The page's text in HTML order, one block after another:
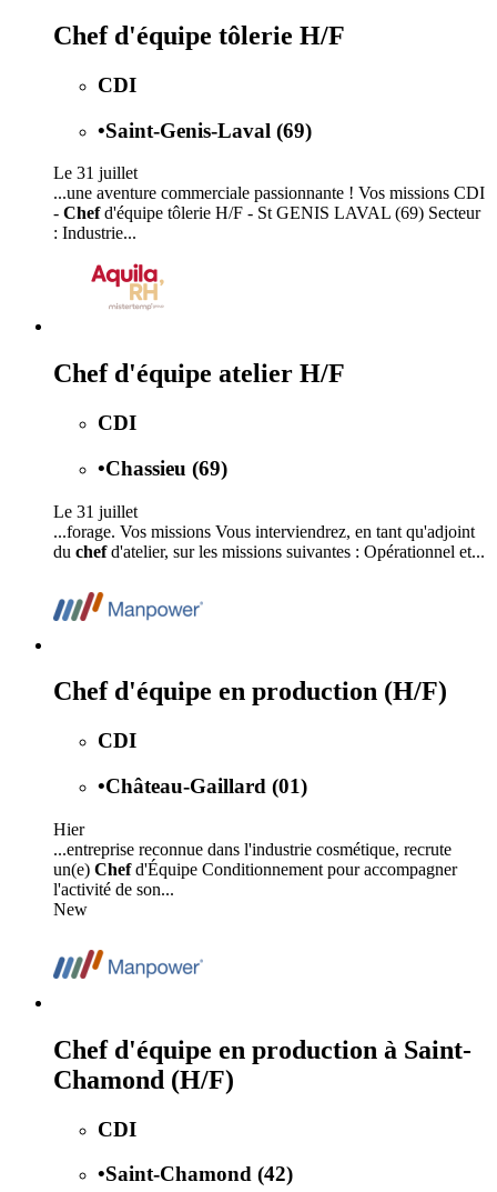
Chef d'équipe tôlerie H/F
CDI
•Saint-Genis-Laval (69)
Le 31 juillet
...une aventure commerciale passionnante ! Vos missions CDI
- Chefd'équipe tôlerie H/F - St GENIS LAVAL (69) Secteur
: Industrie...
Chef d'équipe atelier H/F
CDI
•Chassieu (69)
Le 31 juillet
...forage. Vos missions Vous interviendrez, en tant qu'adjoint
du chefd'atelier, sur les missions suivantes : Opérationnel et...
Chef d'équipe en production (H/F)
CDI
•Château-Gaillard (01)
Hier
...entreprise reconnue dans l'industrie cosmétique, recrute
un(e) Chefd'Équipe Conditionnement pour accompagner
l'activité de son...
New
Chef d'équipe en production à Saint-
Chamond (H/F)
CDI
•Saint-Chamond (42)